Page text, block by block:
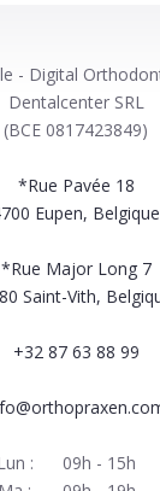
- Digital
Dentalcenter SRL
(BCE 0817423849)
*Rue Pavée 18
Eupen, Belgique
*Rue Major Long 7
Saint-Vith,
+32 87 63 88 99
:
09h - 15h